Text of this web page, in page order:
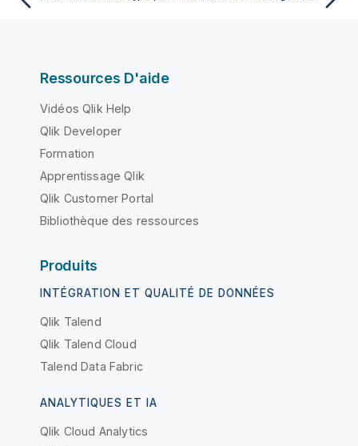
Ressources D'aide
Vidéos Qlik Help
Qlik Developer
Formation
Apprentissage Qlik
Qlik Customer Portal
Bibliothèque des ressources
Produits
INTÉGRATION ET QUALITÉ DE DONNÉES
Qlik Talend
Qlik Talend Cloud
Talend Data Fabric
ANALYTIQUES ET IA
Qlik Cloud Analytics